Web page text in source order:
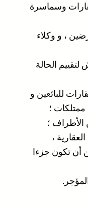
وسماسرة
، و وكلاء
الحالة
للبائعين و
؛
الأطراف ؛
،
أن تكون جزءا